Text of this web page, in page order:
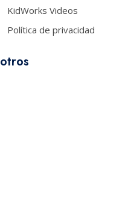
KidWorks Videos
Política de privacidad